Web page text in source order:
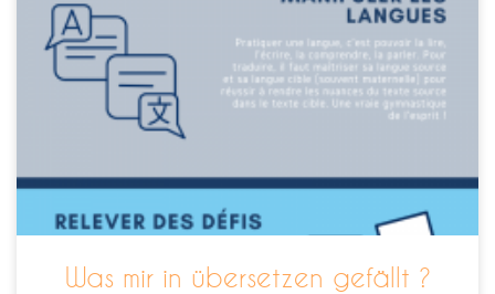
Was mir in übersetzen gefällt ?